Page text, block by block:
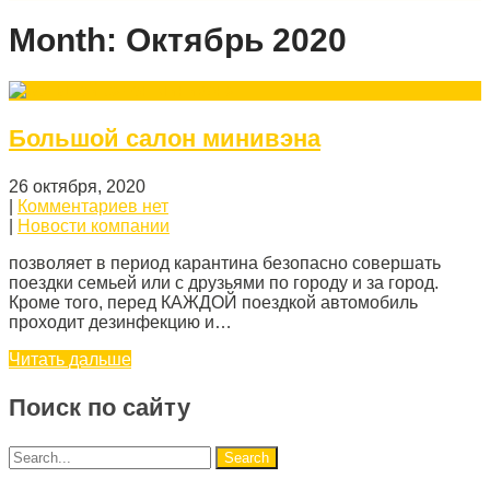
Month: Октябрь 2020
Большой салон минивэна
26 октября, 2020
Комментариев нет
Новости компании
позволяет в период карантина безопасно совершать
поездки семьей или с друзьями по городу и за город.
Кроме того, перед КАЖДОЙ поездкой автомобиль
проходит дезинфекцию и…
Читать дальше
Поиск по сайту